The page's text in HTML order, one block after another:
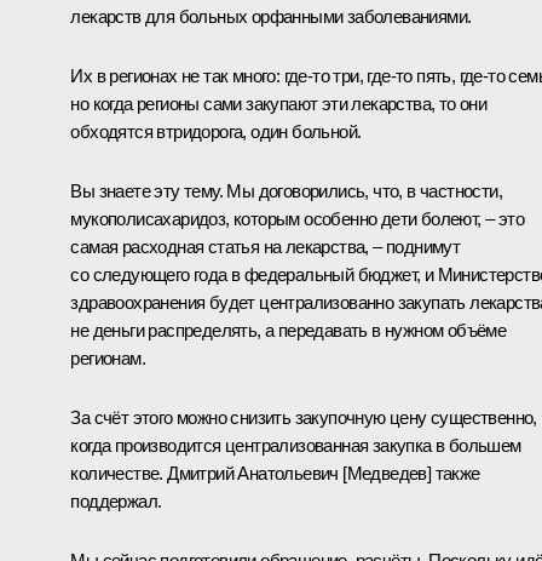
лекарств для больных орфанными заболеваниями.
Их в регионах не так много: где-то три, где-то пять, где-то
но когда регионы сами закупают эти лекарства, то они
обходятся втридорога, один больной.
Вы знаете эту тему. Мы договорились, что, в частности,
мукополисахаридоз, которым особенно дети болеют, – это
самая расходная статья на лекарства, – поднимут
со следующего года в федеральный бюджет, и
здравоохранения будет централизованно закупать
не деньги распределять, а передавать в нужном объёме
регионам.
За счёт этого можно снизить закупочную цену существенно,
когда производится централизованная закупка в большем
количестве. Дмитрий Анатольевич [Медведев] также
поддержал.